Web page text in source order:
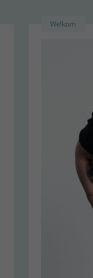
Welkom